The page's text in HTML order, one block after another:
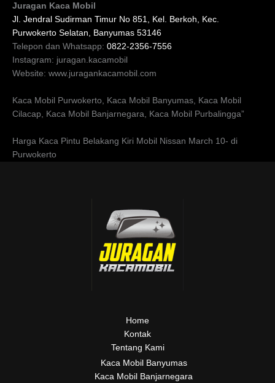
Juragan Kaca Mobil
Jl. Jendral Sudirman Timur No 851, Kel. Berkoh, Kec.
Purwokerto Selatan, Banyumas 53146
Telepon dan Whatsapp: 0822-2356-7556
Instagram: juragan.kacamobil
Website: www.juragankacamobil.com
Kaca Mobil Purwokerto, Kaca Mobil Banyumas, Kaca Mobil
Cilacap, Kaca Mobil Banjarnegara, Kaca Mobil Purbalingga”
Harga Kaca Pintu Belakang Kiri Mobil Nissan March 10- di
Purwokerto
Home
Kontak
Tentang Kami
Kaca Mobil Banyumas
Kaca Mobil Banjarnegara